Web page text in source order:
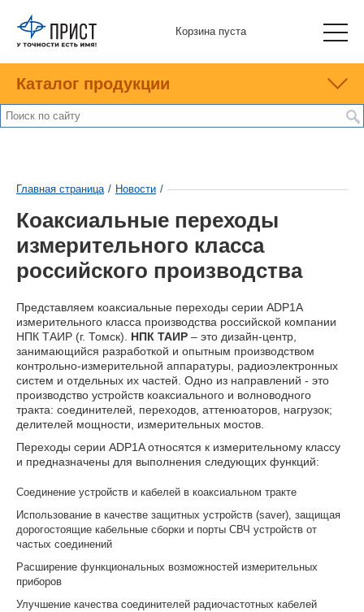
Корзина пуста
Каталог продукции
Главная страница / Новости /
Коаксиальные переходы
измерительного класса
российского производства
Представляем коаксиальные переходы серии ADP1A
измерительного класса производства российской компании
НПК ТАИР (г. Томск). НПК ТАИР – это дизайн-центр,
занимающийся разработкой и опытным производством
контрольно-измерительной аппаратуры, радиоэлектронных
систем и отдельных их частей. Одно из направлений - это
производство устройств коаксиального и волноводного
тракта: соединителей, переходов, аттенюаторов, нагрузок;
делителей мощности, измерительных мостов.
Переходы серии ADP1A относятся к измерительному классу
и предназначены для выполнения следующих функций:
Соединение устройств и кабелей в коаксиальном тракте
Использование в качестве защитных устройств (saver), защищая
дорогостоящие кабельные сборки и порты СВЧ устройств от
частых соединений
Расширение функциональных возможностей измерительных
приборов
Улучшение качества соединителей радиочастотных кабелей